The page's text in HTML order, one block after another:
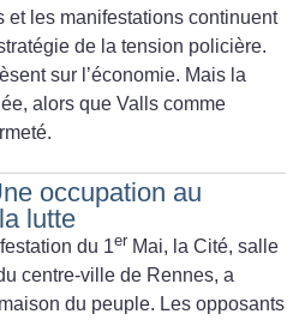
et les manifestations continuent
de la tension policière.
sur l’économie. Mais la
alors que Valls comme
occupation au
lutte
du 1er Mai, la Cité, salle
centre-ville de Rennes, a
du peuple. Les opposants